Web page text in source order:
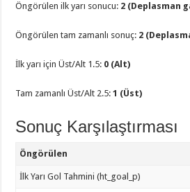
Öngörülen ilk yarı sonucu: 2 (Deplasman
Öngörülen tam zamanlı sonuç: 2
İlk yarı için Üst/Alt 1.5: 0 (Alt)
Tam zamanlı Üst/Alt 2.5:1 (Üst)
Sonuç Karşılaştırması
Öngörülen
İlk Yarı Gol Tahmini (ht_goal_p)